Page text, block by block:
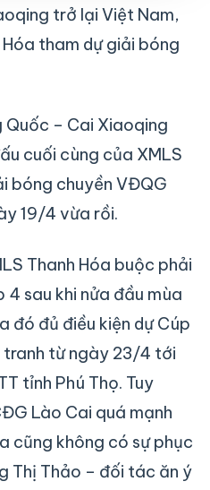
trở lại Việt Nam,
tham dự giải bóng
Quốc – Cai Xiaoqing
cuối cùng của XMLS
bóng chuyền VĐQG
19/4 vừa rồi.
Thanh Hóa buộc phải
sau khi nửa đầu mùa
đó đủ điều kiện dự Cúp
tranh từ ngày 23/4 tới
tỉnh Phú Thọ. Tuy
Lào Cai quá mạnh
cũng không có sự phục
Thị Thảo – đối tác ăn ý